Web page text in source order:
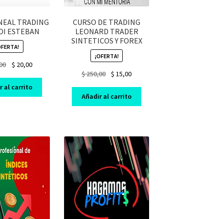
TRADING
ESTEBAN
Original
was:
$ 300,00.
$ 20,00Current
is:
$ 20,00.
al carrito
CURSO DE TRADING
LEONARD TRADER
SINTETICOS Y FOREX
¡OFERTA!
$250,00
Original
was:
$ 250,00.
$ 15,00Current
is:
$ 15,00.
Añadir al carrito